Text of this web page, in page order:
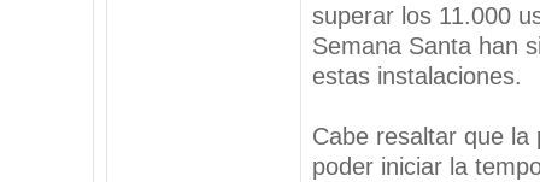
superar los 11.000
Semana Santa han
estas instalaciones.
Cabe resaltar que la
poder iniciar la